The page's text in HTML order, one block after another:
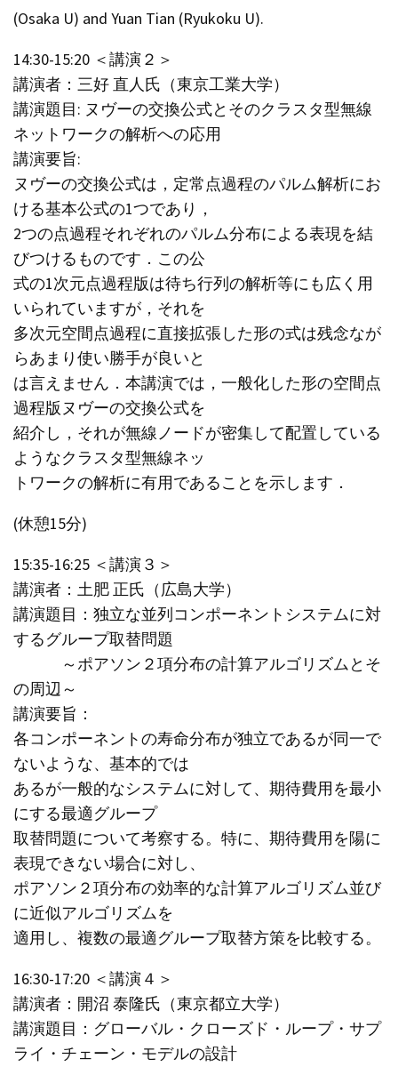
(Osaka U) and Yuan Tian (Ryukoku U).
14:30-15:20 ＜講演２＞
講演者：三好 直人氏（東京工業大学）
講演題目: ヌヴーの交換公式とそのクラスタ型無線
ネットワークの解析への応用
講演要旨:
ヌヴーの交換公式は，定常点過程のパルム解析にお
ける基本公式の1つであり，
2つの点過程それぞれのパルム分布による表現を結
びつけるものです．この公
式の1次元点過程版は待ち行列の解析等にも広く用
いられていますが，それを
多次元空間点過程に直接拡張した形の式は残念なが
らあまり使い勝手が良いと
は言えません．本講演では，一般化した形の空間点
過程版ヌヴーの交換公式を
紹介し，それが無線ノードが密集して配置している
ようなクラスタ型無線ネッ
トワークの解析に有用であることを示します．
(休憩15分)
15:35-16:25 ＜講演３＞
講演者：土肥 正氏（広島大学）
講演題目：独立な並列コンポーネントシステムに対
するグループ取替問題
～ポアソン２項分布の計算アルゴリズムとそ
の周辺～
講演要旨：
各コンポーネントの寿命分布が独立であるが同一で
ないような、基本的では
あるが一般的なシステムに対して、期待費用を最小
にする最適グループ
取替問題について考察する。特に、期待費用を陽に
表現できない場合に対し、
ポアソン２項分布の効率的な計算アルゴリズム並び
に近似アルゴリズムを
適用し、複数の最適グループ取替方策を比較する。
16:30-17:20 ＜講演４＞
講演者：開沼 泰隆氏（東京都立大学）
講演題目：グローバル・クローズド・ループ・サプ
ライ・チェーン・モデルの設計